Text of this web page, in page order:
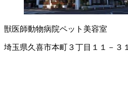
獣医師動物病院ペット美容室
埼玉県久喜市本町３丁目１１－３１